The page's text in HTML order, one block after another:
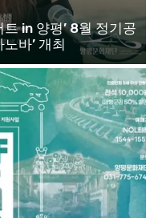
in 양평’ 8월 정기공
바’ 개최